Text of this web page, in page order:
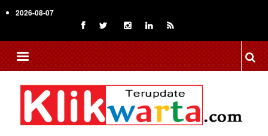
to
content
2026-08-07